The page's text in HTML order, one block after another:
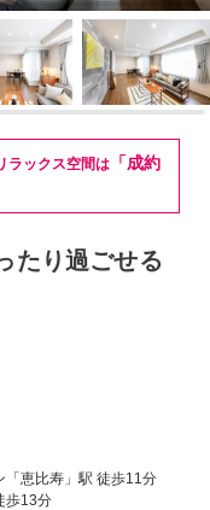
ラックス空間は 「成約
たり過ごせる
「恵比寿」駅 徒歩11分
歩13分